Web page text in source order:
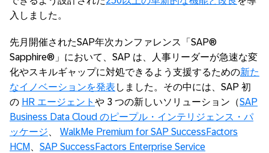
入しました。
先月開催されたSAP年次カンファレンス「SAP®
Sapphire®」において、SAP は、人事リーダーが急速な変
化やスキルギャップに対処できるよう支援するための新た
なイノベーションを発表 しました。その中には、SAP 初
の HR エージェント や 3 つの新しいソリューション（SAP
Business Data Cloud のピープル・インテリジェンス・パ
ッケージ
WalkMe Premium for SAP SuccessFactors
HCM
SAP SuccessFactors Enterprise Service